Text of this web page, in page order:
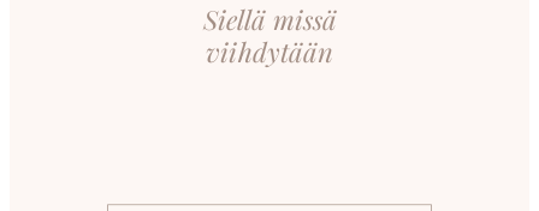
Siellä missä
viihdytään